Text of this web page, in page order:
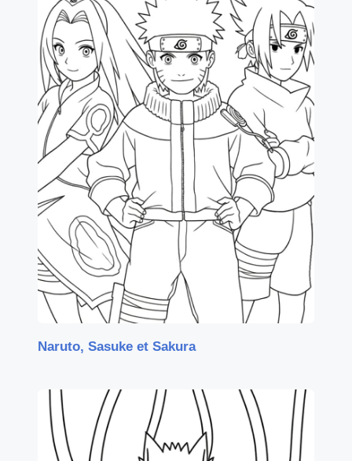
Naruto, Sasuke et Sakura